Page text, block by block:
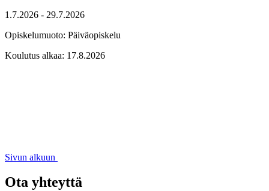
1.7.2026 - 29.7.2026
Opiskelumuoto: Päiväopiskelu
Koulutus alkaa: 17.8.2026
Sivun alkuun
Ota yhteyttä